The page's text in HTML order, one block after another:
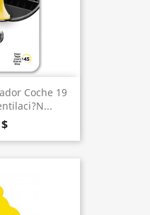
Coche 19